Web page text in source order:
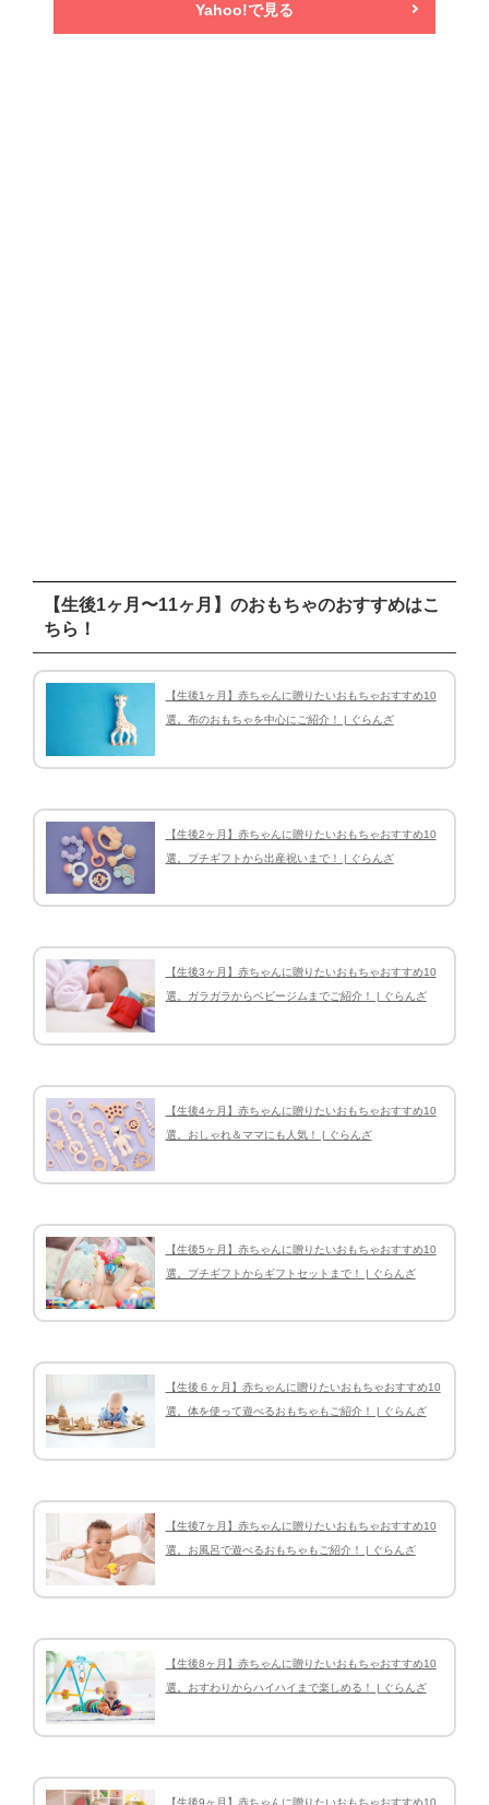
Yahoo!で見る
【生後1ヶ月〜11ヶ月】のおもちゃのおすすめはこ
ちら！
【生後1ヶ月】赤ちゃんに贈りたいおもちゃおすすめ10
選。布のおもちゃを中心にご紹介！ | ぐらんざ
【生後2ヶ月】赤ちゃんに贈りたいおもちゃおすすめ10
選。プチギフトから出産祝いまで！ | ぐらんざ
【生後3ヶ月】赤ちゃんに贈りたいおもちゃおすすめ10
選。ガラガラからベビージムまでご紹介！ | ぐらんざ
【生後4ヶ月】赤ちゃんに贈りたいおもちゃおすすめ10
選。おしゃれ＆ママにも人気！ | ぐらんざ
【生後5ヶ月】赤ちゃんに贈りたいおもちゃおすすめ10
選。プチギフトからギフトセットまで！ | ぐらんざ
【生後６ヶ月】赤ちゃんに贈りたいおもちゃおすすめ10
選。体を使って遊べるおもちゃもご紹介！ | ぐらんざ
【生後7ヶ月】赤ちゃんに贈りたいおもちゃおすすめ10
選。お風呂で遊べるおもちゃもご紹介！ | ぐらんざ
【生後8ヶ月】赤ちゃんに贈りたいおもちゃおすすめ10
選。おすわりからハイハイまで楽しめる！ | ぐらんざ
【生後9ヶ月】赤ちゃんに贈りたいおもちゃおすすめ10